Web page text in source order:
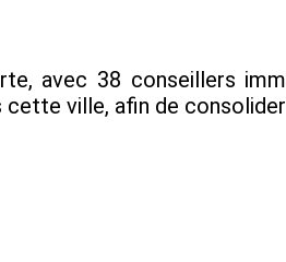
avec 38 conseillers
ville, afin de